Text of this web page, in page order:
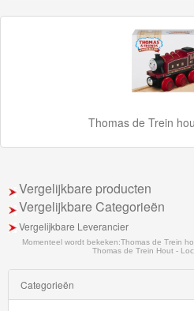
3
Thomas de Trein
Vergelijkbare producten
Vergelijkbare Categorieën
Vergelijkbare Leverancier
Momenteel wordt bekeken:Thomas de Trein
Thomas de Trein Hout -
Categorieën